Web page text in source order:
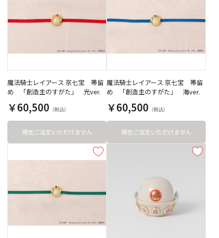
魔法騎士レイアース 京七宝 帯留
め 「創造主のすがた」 光ver.
￥60,500
現在ご注文いただけません
魔法騎士レイアース 京七宝 帯留
め 「創造主のすがた」 海ver.
￥60,500
現在ご注文いただけません